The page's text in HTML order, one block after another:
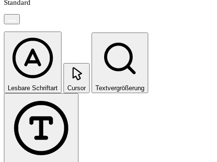
Standard
Lesbare Schriftart Cursor Textvergrößerung